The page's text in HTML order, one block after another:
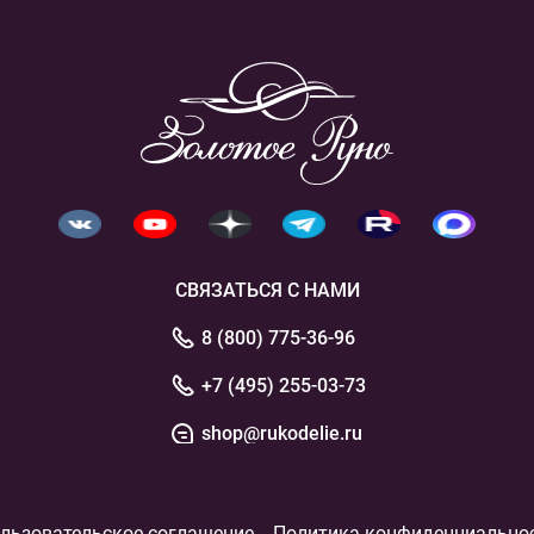
СВЯЗАТЬСЯ С НАМИ
8 (800) 775-36-96
+7 (495) 255-03-73
shop@rukodelie.ru